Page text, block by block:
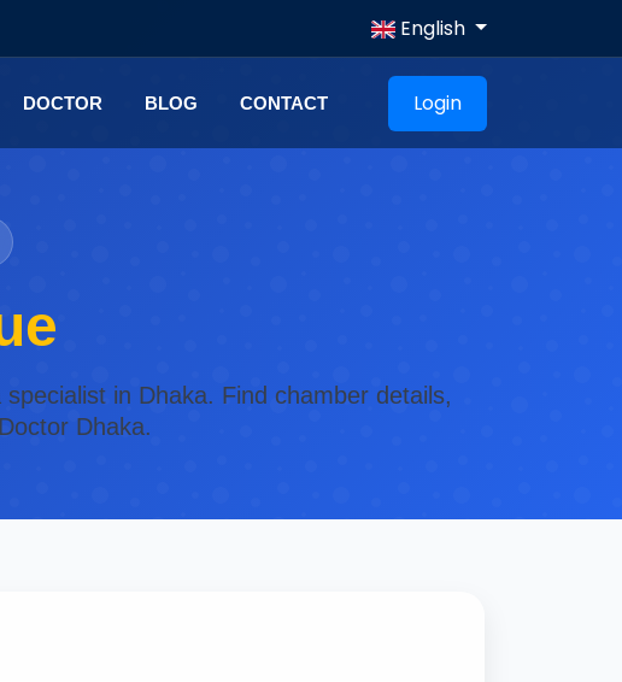
English
DOCTOR BLOG CONTACT Login
in Dhaka. Find chamber details,
Dhaka.